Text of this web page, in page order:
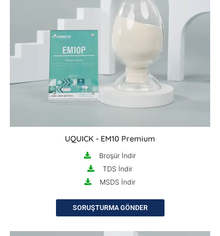
UQUICK - EM10 Premium
Broşür İndir
TDS İndir
MSDS İndir
SORUŞTURMA GÖNDER